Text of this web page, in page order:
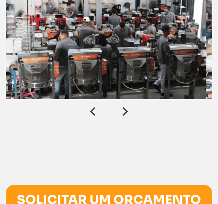
SOLICITAR UM ORÇAMENTO